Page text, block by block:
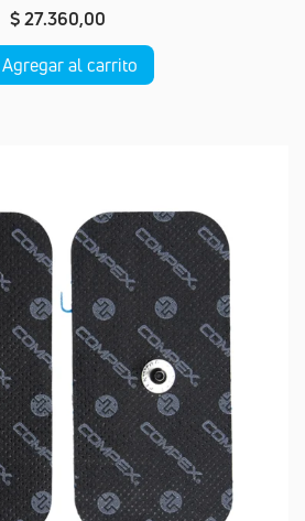
$27.360,00
Agregar al carrito